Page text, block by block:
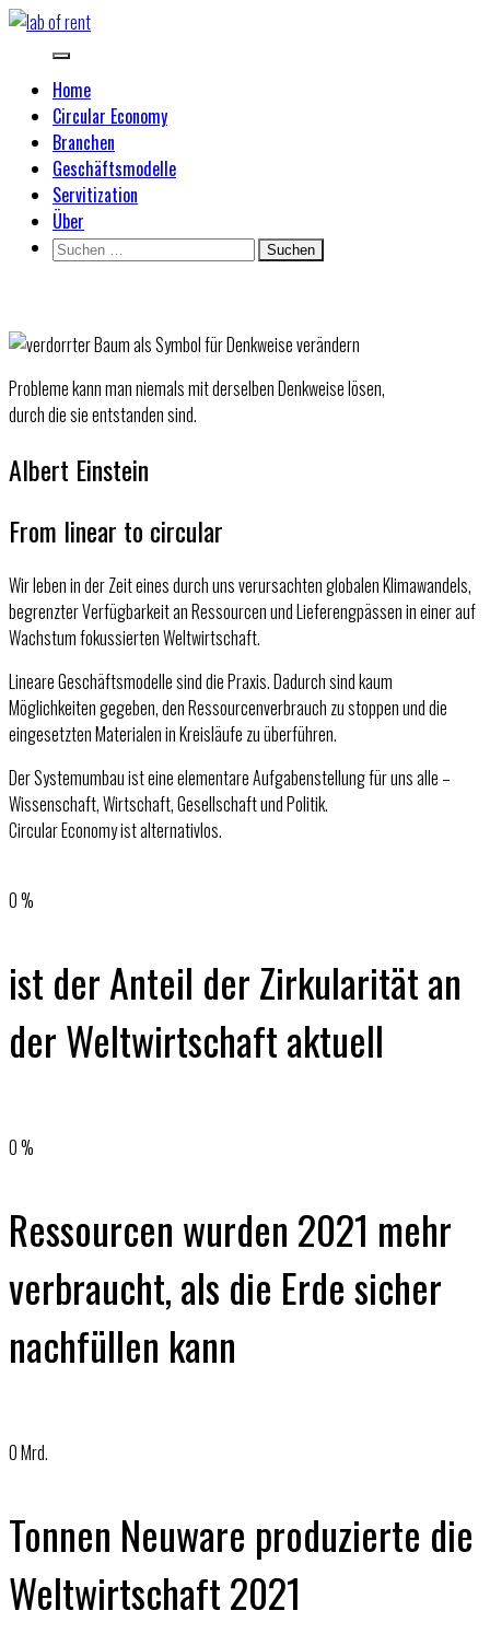
Zum
lab of rent
Von Linear zu Circular
Home
Circular Economy
Branchen
Geschäftsmodelle
Servitization
Über
Suchen
Probleme kann man niemalsmit derselben Denkweise lösen,
durch die sie entstanden sind.
Albert Einstein
From linear to circular
Wir leben in der Zeit eines durch uns verursachten globalen Klimawandels,
begrenzter Verfügbarkeit an Ressourcen und Lieferengpässen in einer auf
Wachstum fokussierten Weltwirtschaft.
Lineare Geschäftsmodelle sind die Praxis. Dadurch sind kaum
Möglichkeiten gegeben, den Ressourcenverbrauch zu stoppen und die
eingesetzten Materialen in Kreisläufe zu überführen.
Der Systemumbau ist eine elementare Aufgabenstellung für uns alle –
Wissenschaft, Wirtschaft, Gesellschaft und Politik.
Circular Economy ist alternativlos.
0%
ist der Anteil der Zirkularität an
der Weltwirtschaft aktuell
0%
Ressourcen wurden 2021 mehr
verbraucht, als die Erde sicher
nachfüllen kann
0Mrd.
Tonnen Neuware produzierte die
Weltwirtschaft 2021